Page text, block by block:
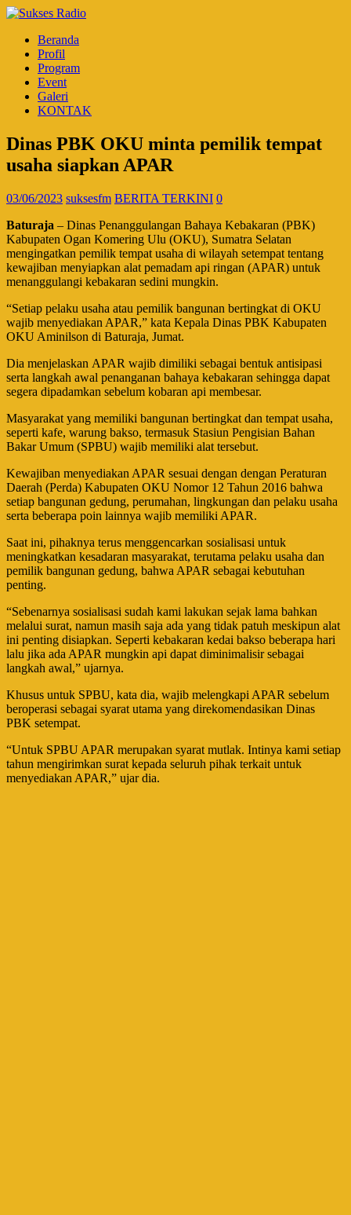
Beranda
Profil
Program
Event
Galeri
KONTAK
Dinas PBK OKU minta pemilik tempat
usaha siapkan APAR
03/06/2023 suksesfm BERITA TERKINI 0
Baturaja – Dinas Penanggulangan Bahaya Kebakaran (PBK)
Kabupaten Ogan Komering Ulu (OKU), Sumatra Selatan
mengingatkan pemilik tempat usaha di wilayah setempat tentang
kewajiban menyiapkan alat pemadam api ringan (APAR) untuk
menanggulangi kebakaran sedini mungkin.
“Setiap pelaku usaha atau pemilik bangunan bertingkat di OKU
wajib menyediakan APAR,” kata Kepala Dinas PBK Kabupaten
OKU Aminilson di Baturaja, Jumat.
Dia menjelaskan APAR wajib dimiliki sebagai bentuk antisipasi
serta langkah awal penanganan bahaya kebakaran sehingga dapat
segera dipadamkan sebelum kobaran api membesar.
Masyarakat yang memiliki bangunan bertingkat dan tempat usaha,
seperti kafe, warung bakso, termasuk Stasiun Pengisian Bahan
Bakar Umum (SPBU) wajib memiliki alat tersebut.
Kewajiban menyediakan APAR sesuai dengan dengan Peraturan
Daerah (Perda) Kabupaten OKU Nomor 12 Tahun 2016 bahwa
setiap bangunan gedung, perumahan, lingkungan dan pelaku usaha
serta beberapa poin lainnya wajib memiliki APAR.
Saat ini, pihaknya terus menggencarkan sosialisasi untuk
meningkatkan kesadaran masyarakat, terutama pelaku usaha dan
pemilik bangunan gedung, bahwa APAR sebagai kebutuhan
penting.
“Sebenarnya sosialisasi sudah kami lakukan sejak lama bahkan
melalui surat, namun masih saja ada yang tidak patuh meskipun alat
ini penting disiapkan. Seperti kebakaran kedai bakso beberapa hari
lalu jika ada APAR mungkin api dapat diminimalisir sebagai
langkah awal,” ujarnya.
Khusus untuk SPBU, kata dia, wajib melengkapi APAR sebelum
beroperasi sebagai syarat utama yang direkomendasikan Dinas
PBK setempat.
“Untuk SPBU APAR merupakan syarat mutlak. Intinya kami setiap
tahun mengirimkan surat kepada seluruh pihak terkait untuk
menyediakan APAR,” ujar dia.